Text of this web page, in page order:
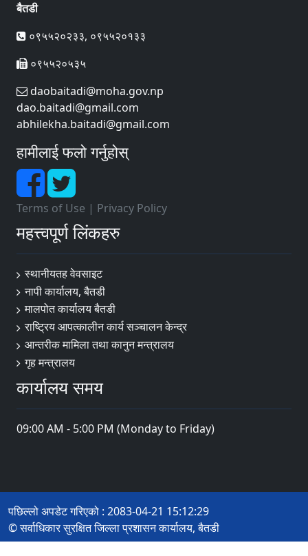
बैतडी
०९५५२०२३३, ०९५५२०१३३
०९५५२०५३५
daobaitadi@moha.gov.np
dao.baitadi@gmail.com
abhilekha.baitadi@gmail.com
हामीलाई फलो गर्नुहोस्
Terms of Use | Privacy Policy
महत्त्वपूर्ण लिंकहरु
स्थानीयतह वेवसाइट
नापी कार्यालय, बैतडी
मालपोत कार्यालय बैतडी
राष्ट्रिय आपत्कालीन कार्य सञ्चालन केन्द्र
आन्तरीक मामिला तथा कानुन मन्त्रालय
गृह मन्त्रालय
कार्यालय समय
09:00 AM - 5:00 PM (Monday to Friday)
पछिल्लो अपडेट गरिएको : 2083-04-21 15:12:29
© सर्वाधिकार सुरक्षित जिल्ला प्रशासन कार्यालय, बैतडी